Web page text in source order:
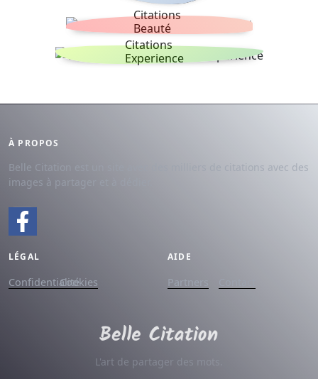
Citations
Beauté
Citations
Experience
À PROPOS
Belle Citation est un site avec des milliers de citations avec des
images à partager et à dédier.
LÉGAL
ConfidentialitéCookies
AIDE
Partners
L'art de partager des mots.